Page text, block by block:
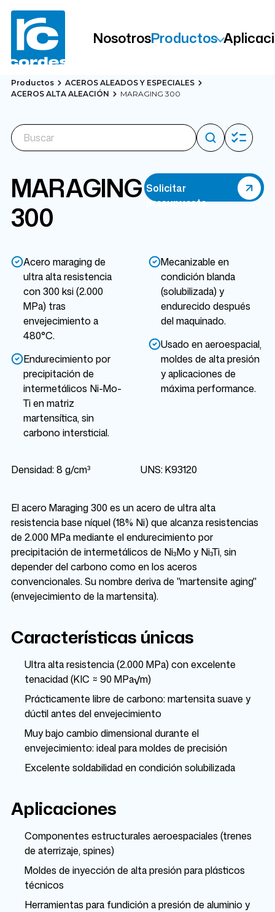
NosotrosProductos
Productos
ACEROS ALEADOS Y ESPECIALES
ACEROS ALTA ALEACIÓN
MARAGING 300
MARAGING
300
Acero maraging de
ultra alta resistencia
con 300 ksi (2.000
MPa) tras
envejecimiento a
480°C.
Endurecimiento por
precipitación de
intermetálicos Ni-Mo-
Ti en matriz
martensítica, sin
carbono intersticial.
Mecanizable en
condición blanda
(solubilizada) y
endurecido después
del maquinado.
Usado en aeroespacial,
moldes de alta presión
y aplicaciones de
máxima performance.
Densidad: 8 g/cm³ UNS: K93120
Solicitar
presupuesto
El acero Maraging 300 es un acero de ultra alta
resistencia base níquel (18% Ni) que alcanza resistencias
de 2.000 MPa mediante el endurecimiento por
precipitación de intermetálicos de Ni₃Mo y Ni₃Ti, sin
depender del carbono como en los aceros
convencionales. Su nombre deriva de "martensite aging"
(envejecimiento de la martensita).
Características únicas
Ultra alta resistencia (2.000 MPa) con excelente
tenacidad (KIC ≈ 90 MPa√m)
Prácticamente libre de carbono: martensita suave y
dúctil antes del envejecimiento
Muy bajo cambio dimensional durante el
envejecimiento: ideal para moldes de precisión
Excelente soldabilidad en condición solubilizada
Aplicaciones
Componentes estructurales aeroespaciales (trenes
de aterrizaje, spines)
Moldes de inyección de alta presión para plásticos
técnicos
Herramientas para fundición a presión de aluminio y